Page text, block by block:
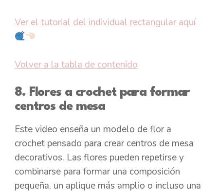
Ver el tutorial del individual rectangular aquí
Volver a la tabla de contenido
8. Flores a crochet para formar
centros de mesa
Este video enseña un modelo de flor a
crochet pensado para crear centros de mesa
decorativos. Las flores pueden repetirse y
combinarse para formar una composición
pequeña, un aplique más amplio o incluso una